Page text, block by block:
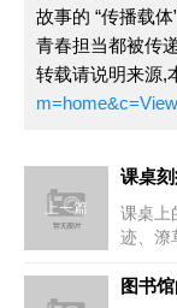
故事的 “传播载
青春担当都被传递
转载请说明来源,
上一篇
课桌
课桌上
迹、潦
图书